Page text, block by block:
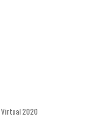
Virtual 2020